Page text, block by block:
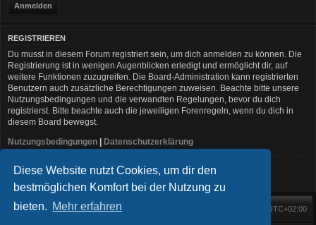
Diese Website nutzt Cookies, um dir den
bestmöglichen Komfort bei der Nutzung zu
bieten. Mehr erfahren
REGISTRIEREN
Du musst in diesem Forum registriert sein, um dich anmelden zu können. Die
Registrierung ist in wenigen Augenblicken erledigt und ermöglicht dir, auf
weitere Funktionen zuzugreifen. Die Board-Administration kann registrierten
Benutzern auch zusätzliche Berechtigungen zuweisen. Beachte bitte unsere
Nutzungsbedingungen und die verwandten Regelungen, bevor du dich
registrierst. Bitte beachte auch die jeweiligen Forenregeln, wenn du dich in
diesem Board bewegst.
Nutzungsbedingungen | Datenschutzerklärung
Registrieren
Startseite Foren-Übersicht UTC+02:00